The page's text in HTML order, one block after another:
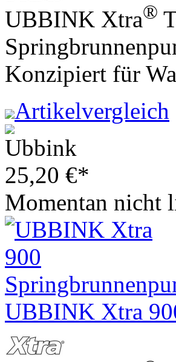
UBBINK Xtra®
Konzipiert für
Artikelvergleich
25,20 €*
Momentan nicht
UBBINK Xtra